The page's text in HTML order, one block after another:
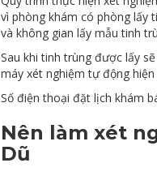
vì phòng khám có phòng lấy
và không gian lấy mẫu tinh
Sau khi tinh trùng được lấy
máy xét nghiệm tự động
Số điện thoại đặt lịch khám
Nên làm xét
Dũ